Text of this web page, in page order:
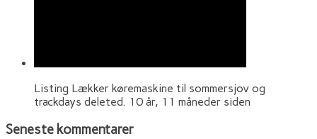
Listing Lækker køremaskine til sommersjov og
trackdays deleted. 10 år, 11 måneder siden
Seneste kommentarer